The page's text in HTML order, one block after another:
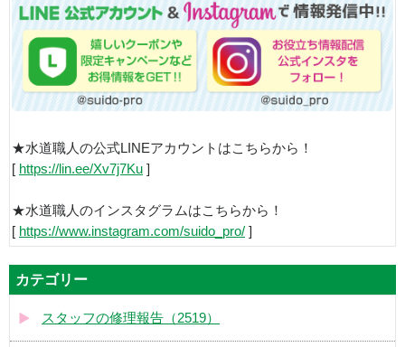
★水道職人の公式LINEアカウントはこちらから！
[ https://lin.ee/Xv7j7Ku ]
★水道職人のインスタグラムはこちらから！
[ https://www.instagram.com/suido_pro/ ]
カテゴリー
スタッフの修理報告（2519）